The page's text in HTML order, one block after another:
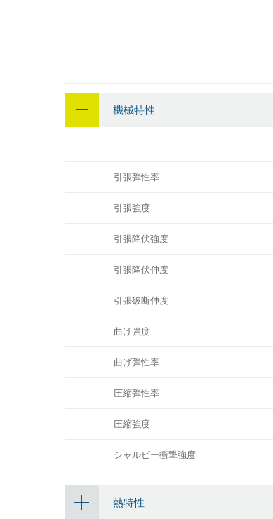
機械特性
引張弾性率
引張強度
引張降伏強度
引張降伏伸度
引張破断伸度
曲げ強度
曲げ弾性率
圧縮弾性率
圧縮強度
シャルピー衝撃強度
熱特性